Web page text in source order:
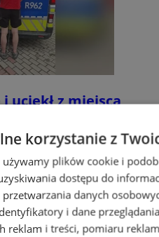
uciekł z miejsca
do aresztu
w Wodzisławiu
korzystanie z
plików cookie i
dostępu do
danych
i dane
reklam i treści, pomiaru